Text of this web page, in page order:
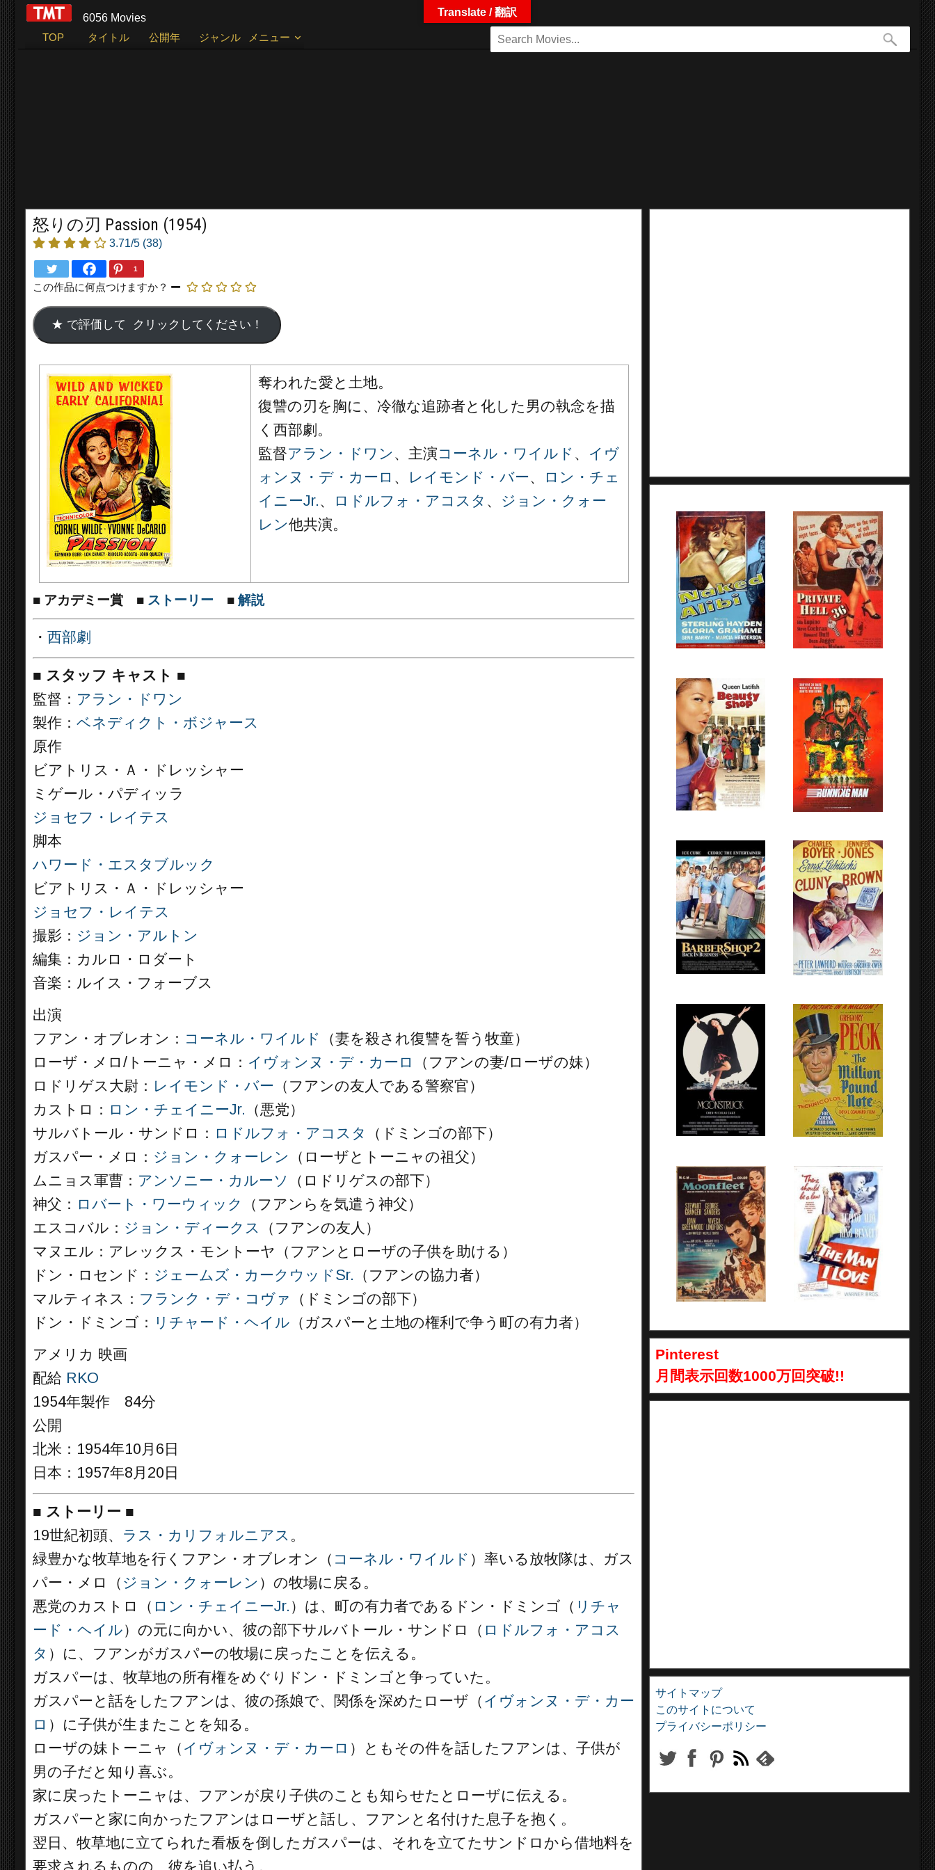
6056 Movies
TOP
タイトル 公開年 ジャンル メニュー
怒りの刃 Passion (1954)
3.71/5 (38)
1
この作品に何点つけますか？
奪われた愛と土地。
復讐の刃を胸に、冷徹な追跡者と化した男の執念を描
く西部劇。
監督アラン・ドワン 、主演コーネル・ワイルド 、 イヴ
ォンヌ・デ・カーロ 、 レイモンド・バー、
ロン・チェ
イニーJr.、 ロドルフォ・アコスタ 、 ジョン・クォー
レン他共演。
■ アカデミー賞 ■ ストーリー ■ 解説
・ 西部劇
■ スタッフ キャスト ■
監督： アラン・ドワン
製作： ベネディクト・ボジャース
原作
ビアトリス・Ａ・ドレッシャー
ミゲール・パディッラ
ジョセフ・レイテス
脚本
ハワード・エスタブルック
ビアトリス・Ａ・ドレッシャー
ジョセフ・レイテス
撮影： ジョン・アルトン
編集：カルロ・ロダート
音楽：ルイス・フォーブス
出演
フアン・オブレオン： コーネル・ワイルド
（妻を殺され復讐を誓う牧童）
ローザ・メロ/トーニャ・メロ： イヴォンヌ・デ・カーロ
（フアンの妻/ローザの妹）
ロドリゲス大尉： レイモンド・バー （フアンの友人である警察官）
カストロ： ロン・チェイニーJr. （悪党）
サルバトール・サンドロ： ロドルフォ・アコスタ
（ドミンゴの部下）
ガスパー・メロ： ジョン・クォーレン
（ローザとトーニャの祖父）
ムニョス軍曹： アンソニー・カルーソ
（ロドリゲスの部下）
神父： ロバート・ワーウィック
（フアンらを気遣う神父）
エスコバル： ジョン・ディークス
（フアンの友人）
マヌエル：アレックス・モントーヤ（フアンとローザの子供を助ける）
ドン・ロセンド： ジェームズ・カークウッドSr. （フアンの協力者）
マルティネス： フランク・デ・コヴァ
（ドミンゴの部下）
ドン・ドミンゴ： リチャード・ヘイル （ガスパーと土地の権利で争う町の有力者）
アメリカ 映画
配給 RKO
1954年製作 84分
公開
北米：1954年10月6日
日本：1957年8月20日
■ ストーリー ■
19世紀初頭、 ラス・カリフォルニアス 。
緑豊かな牧草地を行くフアン・オブレオン（ コーネル・ワイルド ）率いる放牧隊は、ガス
パー・メロ（ ジョン・クォーレン ）の牧場に戻る。
悪党のカストロ（ ロン・チェイニーJr. ）は、町の有力者であるドン・ドミンゴ（ リチャ
ード・ヘイル）の元に向かい、彼の部下サルバトール・サンドロ（ ロドルフォ・アコス
タ ）に、フアンがガスパーの牧場に戻ったことを伝える。
ガスパーは、牧草地の所有権をめぐりドン・ドミンゴと争っていた。
ガスパーと話をしたフアンは、彼の孫娘で、関係を深めたローザ（ イヴォンヌ・デ・カー
ロ ）に子供が生またことを知る。
ローザの妹トーニャ（ イヴォンヌ・デ・カーロ ）ともその件を話したフアンは、子供が
男の子だと知り喜ぶ。
家に戻ったトーニャは、フアンが戻り子供のことも知らせたとローザに伝える。
ガスパーと家に向かったフアンはローザと話し、フアンと名付けた息子を抱く。
翌日、牧草地に立てられた看板を倒したガスパーは、それを立てたサンドロから借地料を
要求されるものの、彼を追い払う。
Pinterest
月間表示回数1000万回突破!!
サイトマップ
このサイトについて
プライバシーポリシー
Translate / 翻訳